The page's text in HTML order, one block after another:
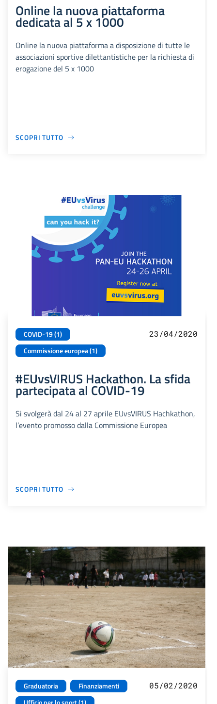
Online la nuova piattaforma
dedicata al 5 x 1000
Online la nuova piattaforma a disposizione di tutte le
associazioni sportive dilettantistiche per la richiesta di
erogazione del 5 x 1000
SCOPRI TUTTO
COVID-19 (1)
Commissione europea (1)
23/04/2020
#EUvsVIRUS Hackathon. La sfida
partecipata al COVID-19
Si svolgerà dal 24 al 27 aprile EUvsVIRUS Hachkathon,
l’evento promosso dalla Commissione Europea
SCOPRI TUTTO
Graduatoria
Finanziamenti
05/02/2020